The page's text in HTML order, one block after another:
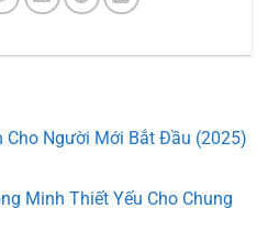
Cho Người Mới Bắt Đầu (2025)
Minh Thiết Yếu Cho Chung